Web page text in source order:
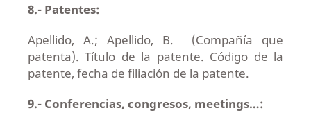
8.- Patentes:
Apellido, A.; Apellido, B. (Compañía que
patenta). Título de la patente. Código de la
patente, fecha de filiación de la patente.
9.- Conferencias, congresos, meetings…: